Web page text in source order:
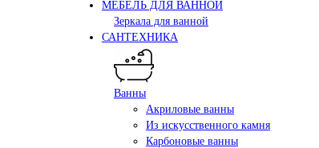
МЕБЕЛЬ ДЛЯ ВАННОЙ
Зеркала для ванной
САНТЕХНИКА
Ванны
Акриловые ванны
Из искусственного камня
Карбоновые ванны